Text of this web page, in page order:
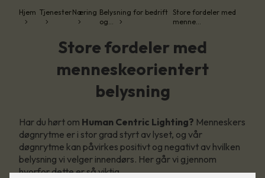
Hjem TjenesterNæring Belysning for bedrift
og…
Store fordeler med
menne…
Store fordeler med
menneskeorientert
belysning
Har du hørt om Human Centric Lighting? Menneskers
døgnrytme er i stor grad styrt av lyset, og vår
døgnrytme kan påvirkes positivt og negativt av hvilken
belysning vi velger innendørs. Her går vi gjennom
hvorfor dette er så viktig.